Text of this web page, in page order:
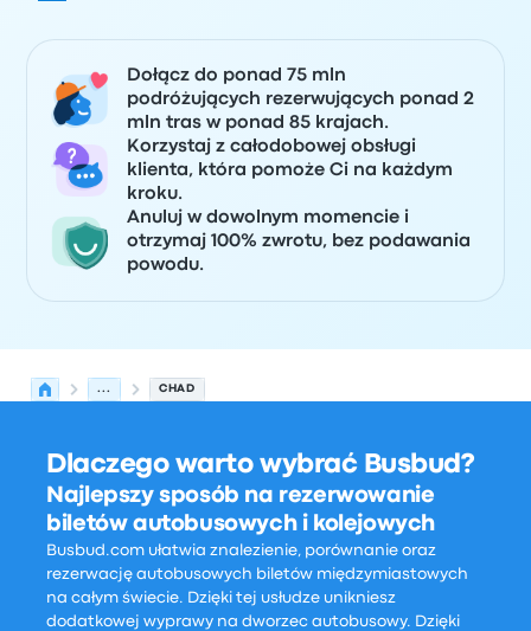
Dołącz do ponad 75 mln
podróżujących rezerwujących ponad 2
mln tras w ponad 85 krajach.
Korzystaj z całodobowej obsługi
klienta, która pomoże Ci na każdym
kroku.
Anuluj w dowolnym momencie i
otrzymaj 100% zwrotu, bez podawania
powodu.
... CHAD
Dlaczego warto wybrać Busbud?
Najlepszy sposób na rezerwowanie
biletów autobusowych i kolejowych
Busbud.com ułatwia znalezienie, porównanie oraz
rezerwację autobusowych biletów międzymiastowych
na całym świecie. Dzięki tej usłudze unikniesz
dodatkowej wyprawy na dworzec autobusowy. Dzięki